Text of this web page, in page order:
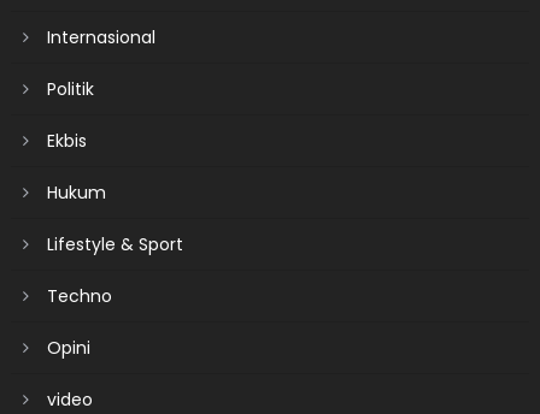
Internasional
Politik
Ekbis
Hukum
Lifestyle & Sport
Techno
Opini
video